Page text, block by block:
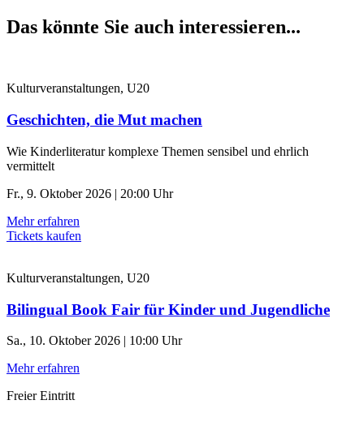
Das könnte Sie auch interessieren...
Kulturveranstaltungen, U20
Geschichten, die Mut machen
Wie Kinderliteratur komplexe Themen sensibel und ehrlich
vermittelt
Fr., 9. Oktober 2026 | 20:00 Uhr
Mehr erfahren
Tickets kaufen
Kulturveranstaltungen, U20
Bilingual Book Fair für Kinder und Jugendliche
Sa., 10. Oktober 2026 | 10:00 Uhr
Mehr erfahren
Freier Eintritt